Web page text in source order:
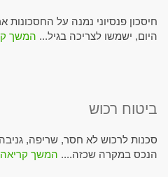
חיסכון פנסיוני נמנה על החסכונות
היום, ישמשו לצריכה בגיל... המשך
ביטוח רכוש
סכנות לרכוש לא חסר, שריפה,
הנכס במקרה שכזה.... המשך